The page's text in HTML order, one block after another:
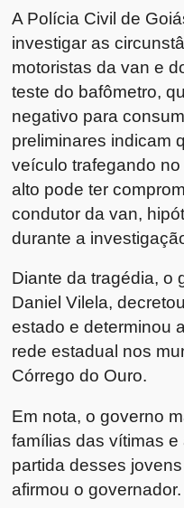
A Polícia Civil de
investigar as
motoristas da van e
teste do bafômetro,
negativo para
preliminares indicam
veículo trafegando
alto pode ter
condutor da van,
durante a
Diante da tragédia, o
Daniel Vilela,
estado e determinou
rede estadual nos
Córrego do Ouro.
Em nota, o governo
famílias das vítimas e
partida desses
afirmou o governador.